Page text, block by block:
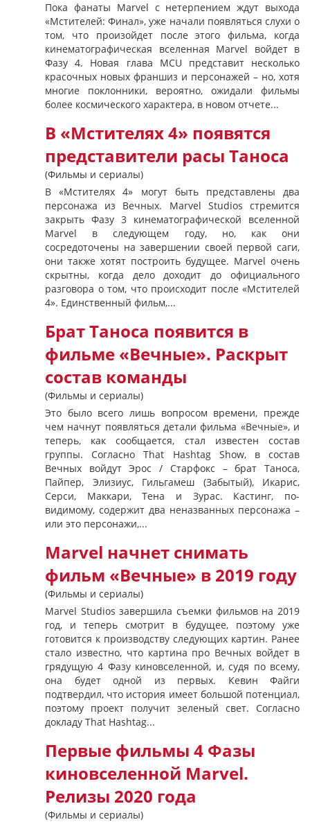
Пока фанаты Marvel с нетерпением ждут выхода
«Мстителей: Финал», уже начали появляться слухи о
том, что произойдет после этого фильма, когда
кинематографическая вселенная Marvel войдет в
Фазу 4. Новая глава MCU представит несколько
красочных новых франшиз и персонажей – но, хотя
многие поклонники, вероятно, ожидали фильмы
более космического характера, в новом отчете...
В «Мстителях 4» появятся
представители расы Таноса
(Фильмы и сериалы)
В «Мстителях 4» могут быть представлены два
персонажа из Вечных. Marvel Studios стремится
закрыть Фазу 3 кинематографической вселенной
Marvel в следующем году, но, как они
сосредоточены на завершении своей первой саги,
они также хотят построить будущее. Marvel очень
скрытны, когда дело доходит до официального
разговора о том, что происходит после «Мстителей
4». Единственный фильм,...
Брат Таноса появится в
фильме «Вечные». Раскрыт
состав команды
(Фильмы и сериалы)
Это было всего лишь вопросом времени, прежде
чем начнут появляться детали фильма «Вечные», и
теперь, как сообщается, стал известен состав
группы. Согласно That Hashtag Show, в состав
Вечных войдут Эрос / Старфокс – брат Таноса,
Пайпер, Элизиус, Гильгамеш (Забытый), Икарис,
Серси, Маккари, Тена и Зурас. Кастинг, по-
видимому, содержит два неназванных персонажа –
или это персонажи,...
Marvel начнет снимать
фильм «Вечные» в 2019 году
(Фильмы и сериалы)
Marvel Studios завершила съемки фильмов на 2019
год, и теперь смотрит в будущее, поэтому уже
готовится к производству следующих картин. Ранее
стало известно, что картина про Вечных войдет в
грядущую 4 Фазу киновселенной, и, судя по всему,
она будет одной из первых. Кевин Файги
подтвердил, что история имеет большой потенциал,
поэтому проект получит зеленый свет. Согласно
докладу That Hashtag...
Первые фильмы 4 Фазы
киновселенной Marvel.
Релизы 2020 года
(Фильмы и сериалы)